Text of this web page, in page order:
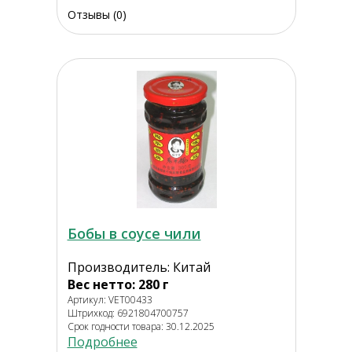
Отзывы (0)
Бобы в соусе чили
Производитель: Китай
Вес нетто: 280 г
Артикул: VET00433
Штрихкод: 6921804700757
Срок годности товара: 30.12.2025
Подробнее